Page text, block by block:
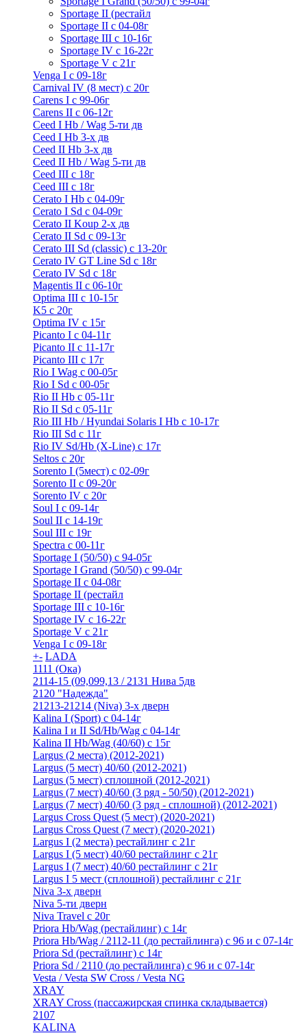
Sportage II (рестайл
Sportage II c 04-08г
Sportage III c 10-16г
Sportage IV с 16-22г
Sportage V с 21г
Venga I c 09-18г
Carnival IV (8 мест) с 20г
Carens I c 99-06г
Carens II c 06-12г
Ceed I Hb / Wag 5-ти дв
Ceed I Hb 3-х дв
Ceed II Hb 3-х дв
Ceed II Hb / Wag 5-ти дв
Ceed III с 18г
Ceed III с 18г
Cerato I Hb с 04-09г
Cerato I Sd с 04-09г
Cerato II Koup 2-х дв
Cerato II Sd c 09-13г
Cerato III Sd (classic) с 13-20г
Cerato IV GT Line Sd с 18г
Cerato IV Sd с 18г
Magentis II с 06-10г
Optima III с 10-15г
K5 с 20г
Optima IV с 15г
Picanto I с 04-11г
Picanto II c 11-17г
Picanto III c 17г
Rio I Wag c 00-05г
Rio I Sd с 00-05г
Rio II Hb с 05-11г
Rio II Sd с 05-11г
Rio III Hb / Hyundai Solaris I Hb с 10-17г
Rio III Sd c 11г
Rio IV Sd/Hb (X-Line) с 17г
Seltos с 20г
Sorento I (5мест) с 02-09г
Sorento II c 09-20г
Sorento IV с 20г
Soul I с 09-14г
Soul II с 14-19г
Soul III с 19г
Spectra с 00-11г
Sportage I (50/50) с 94-05г
Sportage I Grand (50/50) с 99-04г
Sportage II c 04-08г
Sportage II (рестайл
Sportage III c 10-16г
Sportage IV с 16-22г
Sportage V с 21г
Venga I c 09-18г
+- LADA
1111 (Ока)
2114-15 (09,099,13 / 2131 Нива 5дв
2120 "Надежда"
21213-21214 (Niva) 3-х дверн
Kalina I (Sport) с 04-14г
Kalina I и II Sd/Hb/Wag с 04-14г
Kalina II Hb/Wag (40/60) с 15г
Largus (2 места) (2012-2021)
Largus (5 мест) 40/60 (2012-2021)
Largus (5 мест) сплошной (2012-2021)
Largus (7 мест) 40/60 (3 ряд - 50/50) (2012-2021)
Largus (7 мест) 40/60 (3 ряд - сплошной) (2012-2021)
Largus Cross Quest (5 мест) (2020-2021)
Largus Cross Quest (7 мест) (2020-2021)
Largus I (2 места) рестайлинг с 21г
Largus I (5 мест) 40/60 рестайлинг с 21г
Largus I (7 мест) 40/60 рестайлинг с 21г
Largus I 5 мест (сплошной) рестайлинг с 21г
Niva 3-х дверн
Niva 5-ти дверн
Niva Travel с 20г
Priora Hb/Wag (рестайлинг) с 14г
Priora Hb/Wag / 2112-11 (до рестайлинга) с 96 и с 07-14г
Priora Sd (рестайлинг) c 14г
Priora Sd / 2110 (до рестайлинга) с 96 и с 07-14г
Vesta / Vesta SW Cross / Vesta NG
XRAY
XRAY Cross (пассажирская спинка складывается)
2107
KALINA